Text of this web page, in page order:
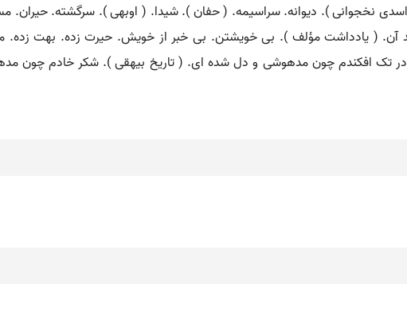
). دیوانه. سراسیمه. ( حفان ). شیدا. ( اوبهی ). سرگشته. حیران.
آن. ( یادداشت مؤلف ). بی خویشتن. بی خبر از خویش. حیرت زده. بهت
قوم و خاموش بنشستند. ( تاریخ بیهقی ص 637 ).اسب در تک افکندم چون مدهوشی و دل شده ای. ( تاریخ بیهقی ). شکر